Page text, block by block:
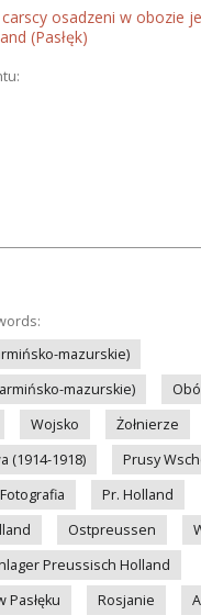
carscy osadzeni w obozie
(Pasłęk)
mazurskie)
mazurskie)
Wojsko
Żołnierze
(1914-1918)
Prusy
Fotografia
Pr. Holland
Ostpreussen
Preussisch Holland
Pasłęku
Rosjanie